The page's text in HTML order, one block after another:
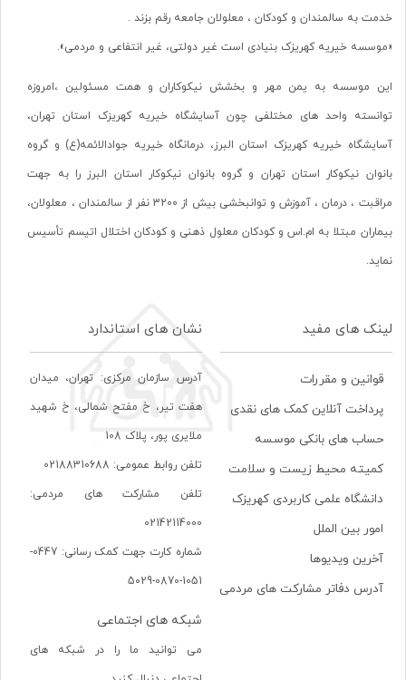
خدمت به سالمندان و کودکان ، معلولان جامعه رقم بزند .
«موسسه خیریه کهریزک بنیادی است غیر دولتی، غیر انتفاعی و مردمی».
این موسسه به یمن مهر و بخشش نیکوکاران و همت مسئولین ،امروزه
توانسته واحد های مختلفی چون آسایشگاه خیریه کهریزک استان تهران،
آسایشگاه خیریه کهریزک استان البرز، درمانگاه خیریه جوادالائمه(ع) و گروه
بانوان نیکوکار استان تهران و گروه بانوان نیکوکار استان البرز را به جهت
مراقبت ، درمان ، آموزش و توانبخشی بیش از 3200 نفر از سالمندان ، معلولان،
بیماران مبتلا به ام.اس و کودکان معلول ذهنی و کودکان اختلال اتیسم تأسیس
نماید.
لینک های مفید
قوانین و مقررات
پرداخت آنلاین کمک های نقدی
حساب های بانکی موسسه
کمیته محیط زیست و سلامت
دانشگاه علمی کاربردی کهریزک
امور بین الملل
آخرین ویدیوها
آدرس دفاتر مشارکت های مردمی
نشان های استاندارد
آدرس سازمان مرکزی: تهران، ميدان
هفت تير، خ مفتح شمالی، خ شهيد
ملايری پور، پلاک 108
تلفن روابط عمومی: 02188310688
تلفن مشارکت های مردمی:
02142114000
شماره کارت جهت کمک رسانی: 0447-
1051-0870-5029
شبکه های اجتماعی
می توانید ما را در شبکه های